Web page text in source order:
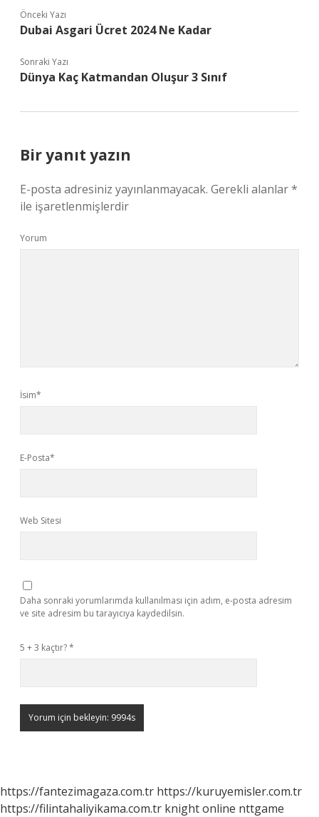
Önceki Yazı
Dubai Asgari Ücret 2024 Ne Kadar
Sonraki Yazı
Dünya Kaç Katmandan Oluşur 3 Sınıf
Bir yanıt yazın
E-posta adresiniz yayınlanmayacak. Gerekli alanlar*
ile işaretlenmişlerdir
Yorum
İsim*
E-Posta*
Web Sitesi
Daha sonraki yorumlarımda kullanılması için adım, e-posta adresim
ve site adresim bu tarayıcıya kaydedilsin.
5 + 3 kaçtır?*
https://fantezimagaza.com.tr https://kuruyemisler.com.tr
https://filintahaliyikama.com.tr knight online nttgame